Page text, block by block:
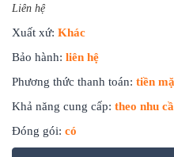
Liên hệ
Xuất xứ: Khác
Bảo hành: liên hệ
Phương thức thanh toán: tiền
Khả năng cung cấp: theo nhu
Đóng gói: có